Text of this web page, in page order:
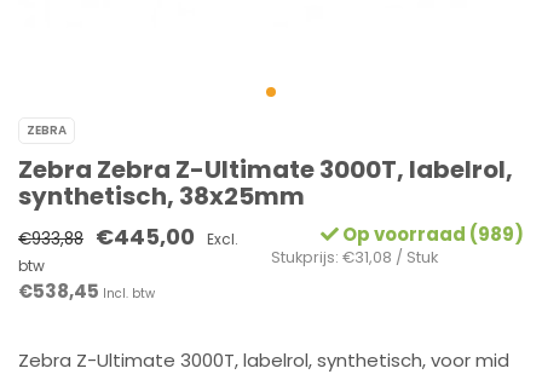
ZEBRA
Zebra Zebra Z-Ultimate 3000T, labelrol,
synthetisch, 38x25mm
€933,88 €445,00
Excl.
btw
€538,45 Incl. btw
Op voorraad (989)
Stukprijs: €31,08 / Stuk
Zebra Z-Ultimate 3000T, labelrol, synthetisch, voor mid